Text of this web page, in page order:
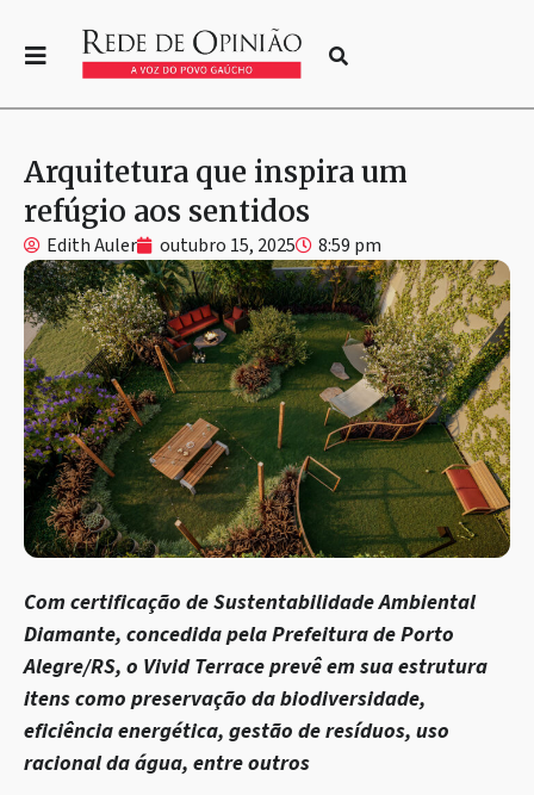
Arquitetura que inspira um
refúgio aos sentidos
Edith Auler outubro 15, 2025 8:59 pm
Com certificação de Sustentabilidade Ambiental
Diamante, concedida pela Prefeitura de Porto
Alegre/RS, o Vivid Terrace prevê em sua estrutura
itens como preservação da biodiversidade,
eficiência energética, gestão de resíduos, uso
racional da água, entre outros